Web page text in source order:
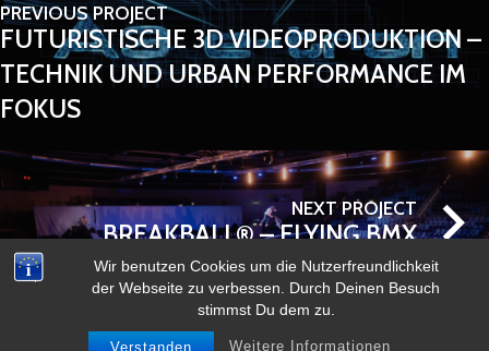
Wir benutzen Cookies um die Nutzerfreundlichkeit
der Webseite zu verbessen. Durch Deinen Besuch
stimmst Du dem zu.
Verstanden Weitere Informationen
PREVIOUS PROJECT
FUTURISTISCHE 3D VIDEOPRODUKTION –
TECHNIK UND URBAN PERFORMANCE IM
FOKUS
NEXT PROJECT
BREAKBALL® – FLYING BMX
WHEELS | BMX SHOWACT BUCHEN FÜR
EVENTS, MESSEN, TV & INTERNATIONALE
MARKENAKTIVIERUNGEN